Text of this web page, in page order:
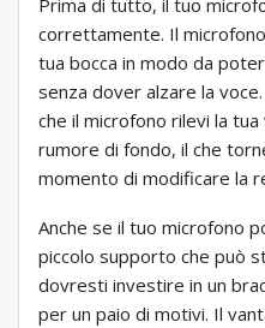
Prima di tutto, il tuo
correttamente. Il
tua bocca in modo da
senza dover alzare la
che il microfono rilevi la
rumore di fondo, il che
momento di modificare la
Anche se il tuo microfono
piccolo supporto che può
dovresti investire in un
per un paio di motivi. Il